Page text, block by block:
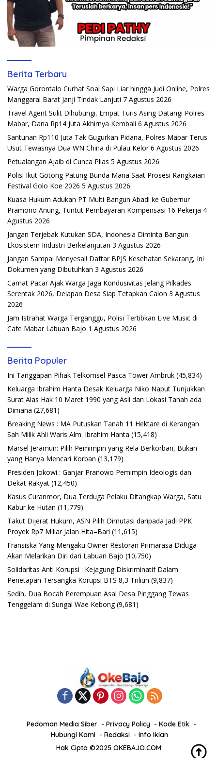
Berita Terbaru
Warga Gorontalo Curhat Soal Sapi Liar hingga Judi Online, Polres
Manggarai Barat Janji Tindak Lanjuti 7 Agustus 2026
Travel Agent Sulit Dihubungi, Empat Turis Asing Datangi Polres
Mabar, Dana Rp14 Juta Akhirnya Kembali 6 Agustus 2026
Santunan Rp110 Juta Tak Gugurkan Pidana, Polres Mabar Terus
Usut Tewasnya Dua WN China di Pulau Kelor 6 Agustus 2026
Petualangan Ajaib di Cunca Plias 5 Agustus 2026
Polisi Ikut Gotong Patung Bunda Maria Saat Prosesi Rangkaian
Festival Golo Koe 2026 5 Agustus 2026
Kuasa Hukum Adukan PT Multi Bangun Abadi ke Gubernur
Pramono Anung, Tuntut Pembayaran Kompensasi 16 Pekerja 4
Agustus 2026
Jangan Terjebak Kutukan SDA, Indonesia Diminta Bangun
Ekosistem Industri Berkelanjutan 3 Agustus 2026
Jangan Sampai Menyesal! Daftar BPJS Kesehatan Sekarang, Ini
Dokumen yang Dibutuhkan 3 Agustus 2026
Camat Pacar Ajak Warga Jaga Kondusivitas Jelang Pilkades
Serentak 2026, Delapan Desa Siap Tetapkan Calon 3 Agustus
2026
Jam Istrahat Warga Terganggu, Polisi Tertibkan Live Music di
Cafe Mabar Labuan Bajo 1 Agustus 2026
Berita Populer
Ini Tanggapan Pihak Telkomsel Pasca Tower Ambruk (45,834)
Keluarga Ibrahim Hanta Desak Keluarga Niko Naput Tunjukkan
Surat Alas Hak 10 Maret 1990 yang Asli dan Lokasi Tanah ada
Dimana (27,681)
Breaking News : MA Putuskan Tanah 11 Hektare di Kerangan
Sah Milik Ahli Waris Alm. Ibrahim Hanta (15,418)
Marsel Jeramun: Pilih Pemimpin yang Rela Berkorban, Bukan
yang Hanya Mencari Korban (13,179)
Presiden Jokowi : Ganjar Pranowo Pemimpin Ideologis dan
Dekat Rakyat (12,450)
Kasus Curanmor, Dua Terduga Pelaku Ditangkap Warga, Satu
Kabur ke Hutan (11,779)
Takut Dijerat Hukum, ASN Pilih Dimutasi daripada Jadi PPK
Proyek Rp7 Miliar Jalan Hita–Bari (11,615)
Fransiska Yang Mengaku Owner Restoran Primarasa Diduga
Akan Melarikan Diri dari Labuan Bajo (10,750)
Solidaritas Anti Korupsi : Kejagung Diskriminatif Dalam
Penetapan Tersangka Korupsi BTS 8,3 Triliun (9,837)
Sedih, Dua Bocah Perempuan Asal Desa Pinggang Tewas
Tenggelam di Sungai Wae Kebong (9,681)
Pedoman Media Siber Privacy Policy
Kode Etik
Hubungi Kami
Redaksi
Info Iklan
Hak Cipta ©2025 OKEBAJO.COM